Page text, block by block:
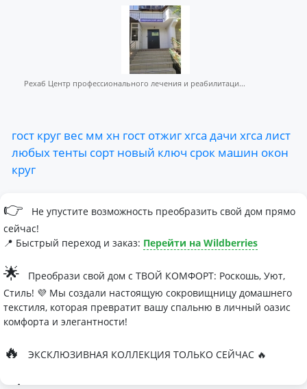
Рехаб Центр профессионального лечения и реабилитаци...
гост круг вес мм хн гост отжигхгса дачи хгса лист
любыхтенты сорт новый ключ срок машин окон
круг
👉
Не упустите возможность преобразить свой дом прямо
сейчас!
📍 Быстрый переход и заказ: Перейти на Wildberries
🌟
Преобрази свой дом с ТВОЙ КОМФОРТ: Роскошь, Уют,
Стиль! 💜 Мы создали настоящую сокровищницу домашнего
текстиля, которая превратит вашу спальню в личный оазис
комфорта и элегантности!
🔥 ЭКСКЛЮЗИВНАЯ КОЛЛЕКЦИЯ ТОЛЬКО СЕЙЧАС 🔥